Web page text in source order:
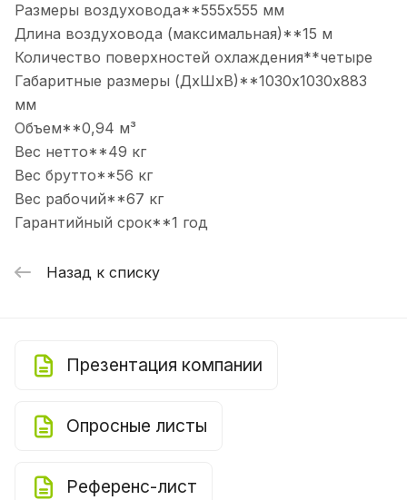
Размеры воздуховода**555х555 мм
Длина воздуховода (максимальная)**15 м
Количество поверхностей охлаждения**четыре
Габаритные размеры (ДхШхВ)**1030х1030х883
мм
Объем**0,94 м³
Вес нетто**49 кг
Вес брутто**56 кг
Вес рабочий**67 кг
Гарантийный срок**1 год
Назад к списку
Презентация компании
Опросные листы
Референс-лист